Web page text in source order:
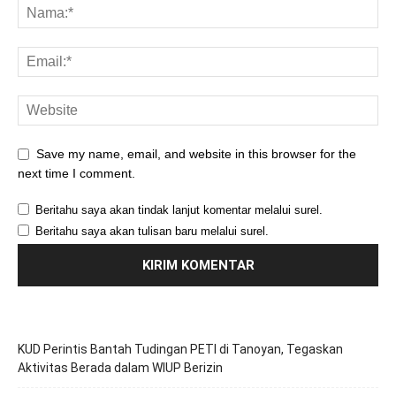
Save my name, email, and website in this browser for the
next time I comment.
Beritahu saya akan tindak lanjut komentar melalui surel.
Beritahu saya akan tulisan baru melalui surel.
KUD Perintis Bantah Tudingan PETI di Tanoyan, Tegaskan
Aktivitas Berada dalam WIUP Berizin